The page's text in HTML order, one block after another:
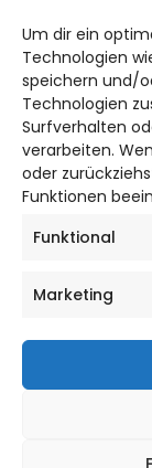
Um dir ein
Technologien
speichern und/
Technologien
Surfverhalten
verarbeiten.
oder
Funktionen
Funktional
Marketing
Bruchtorwall 12
38100
Telefon: 0531
DAS
Impressum
Cookie